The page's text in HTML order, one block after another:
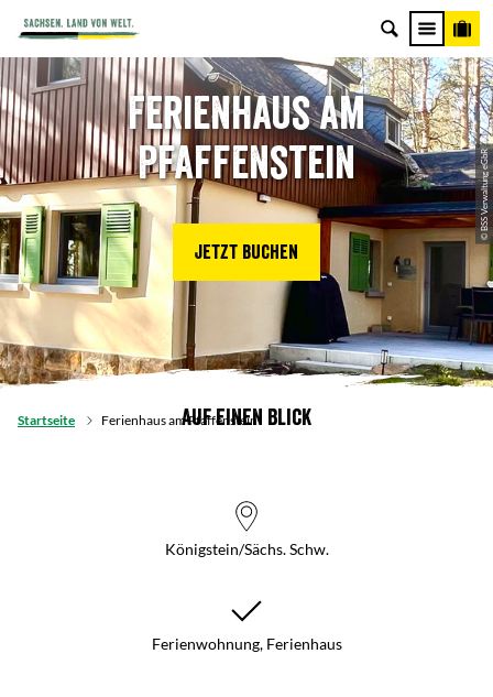
© BSS Verwaltung eGbR
Ferienhaus am
Pfaffenstein
Jetzt buchen
Startseite Ferienhaus am Pfaffenstein
Auf einen Blick
Königstein/Sächs. Schw.
Ferienwohnung, Ferienhaus